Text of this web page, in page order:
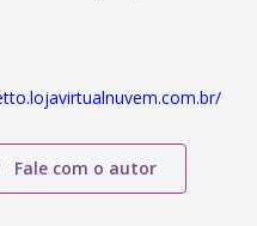
Fale com o autor